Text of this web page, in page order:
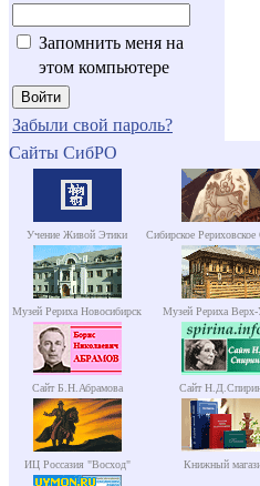
Запомнить меня на
этом компьютере
Забыли свой пароль?
Сайты СибРО
Учение Живой Этики Сибирское
Музей Рериха Новосибирск Музей Рериха
Сайт Б.Н.Абрамова Сайт
ИЦ Россазия "Восход" Книжный